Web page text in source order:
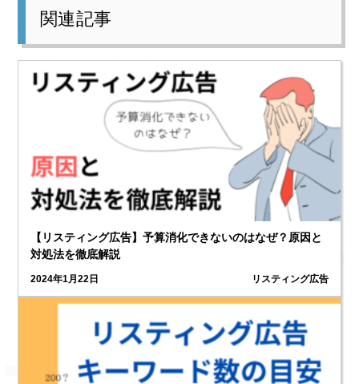
関連記事
【リスティング広告】予算消化できないのはなぜ？原因と
対処法を徹底解説
2024年1月22日 リスティング広告